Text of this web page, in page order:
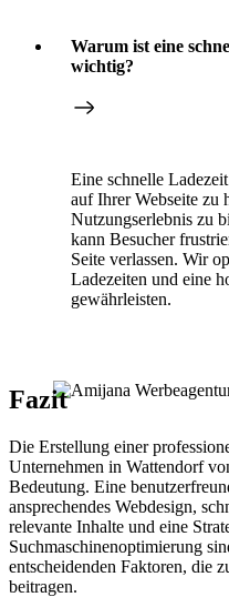
Warum ist eine
wichtig?
Eine schnelle
auf Ihrer Webseite zu
Nutzungserlebnis zu
kann Besucher
Seite verlassen. Wir
Ladezeiten und eine
gewährleisten.
Fazit
Die Erstellung einer
Unternehmen in Wattendorf
Bedeutung. Eine
ansprechendes Webdesign,
relevante Inhalte und eine
Suchmaschinenoptimierung
entscheidenden Faktoren, die
beitragen.